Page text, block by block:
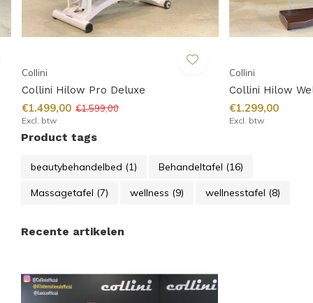
Collini
Collini Hilow Pro Deluxe
€1.499,00 €1.599,00
Excl. btw
Collini
Collini Hilow
€1.299,00
Excl. btw
Product tags
beautybehandelbed (1) Behandeltafel (16)
Massagetafel (7) wellness (9) wellnesstafel (8)
Recente artikelen